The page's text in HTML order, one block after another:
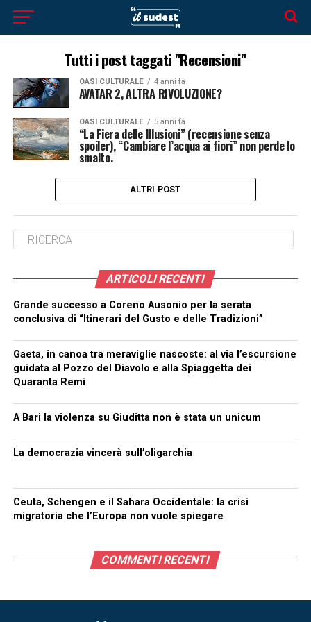
Tutti i post taggati "Recensioni"
OASI CULTURALE 4 anni fa
AVATAR 2, ALTRA RIVOLUZIONE?
OASI CULTURALE 5 anni fa
“La Fiera delle Illusioni” (recensione senza
spoiler), “Cambiare l’acqua ai fiori” non perde lo
smalto.
ALTRI POST
ARTICOLI RECENTI
Grande successo a Coreno Ausonio per la serata
conclusiva di “Itinerari del Gusto e delle Tradizioni”
Gaeta, in canoa tra meraviglie nascoste: al via l’escursione
guidata al Pozzo del Diavolo e alla Spiaggetta dei
Quaranta Remi
A Bari la violenza su Giuditta non è stata un unicum
La democrazia vincerà sull’oligarchia
Ceuta, Schengen e il Sahara Occidentale: la crisi
migratoria che l’Europa non vuole spiegare
COMMENTI RECENTI